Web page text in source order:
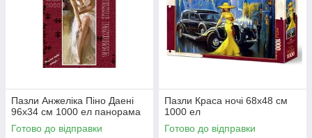
Пазли Анжеліка Піно Даені
96х34 см 1000 ел панорама
Готово до відправки
Пазли Краса ночі 68х48 см
1000 ел
Готово до відправки